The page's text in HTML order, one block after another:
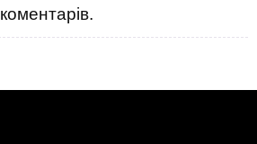
коментарів.